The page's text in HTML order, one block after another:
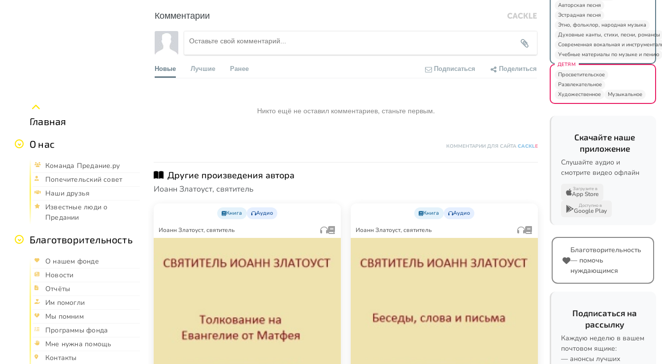
Главная
О нас
Команда Предание.ру
Попечительский совет
Наши друзья
Известные люди о
Предании
Благотворительность
О нашем фонде
Новости
Отчёты
Им помогли
Мы помним
Программы фонда
Мне нужна помощь
Контакты
Комментарии
Новые Лучшие Ранее Подписаться Поделиться
Никто ещё не оставил комментариев, станьте первым.
КОММЕНТАРИИ ДЛЯ САЙТА CACKLE
Другие произведения автора
Иоанн Златоуст, святитель
Книга Аудио
Иоанн Златоуст, святитель
Книга Аудио
Иоанн Златоуст, святитель
Авторская песня
Эстрадная песня
Этно, фольклор, народная музыка
Духовные канты, стихи, песни, романсы
Современная вокальная и
Учебные материалы по музыке и пению
ДЕТЯМ
Просветительское
Развлекательное
Художественное
Музыкальное
Скачайте наше
приложение
Слушайте аудио и
смотрите видео офлайн
Загрузите в
App Store
Доступно в
Google Play
Благотворительность
— помочь
нуждающимся
Подписаться на
рассылку
Каждую неделю в вашем
почтовом ящике:
— анонсы лучших